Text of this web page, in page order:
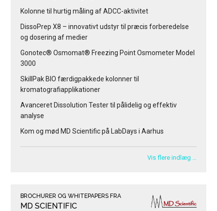
Kolonne til hurtig måling af ADCC-aktivitet
DissoPrep X8 – innovativt udstyr til præcis forberedelse
og dosering af medier
Gonotec® Osmomat® Freezing Point Osmometer Model
3000
SkillPak BIO færdigpakkede kolonner til
kromatografiapplikationer
Avanceret Dissolution Tester til pålidelig og effektiv
analyse
Kom og mød MD Scientific på LabDays i Aarhus
Vis flere indlæg …
BROCHURER OG WHITEPAPERS FRA
MD SCIENTIFIC